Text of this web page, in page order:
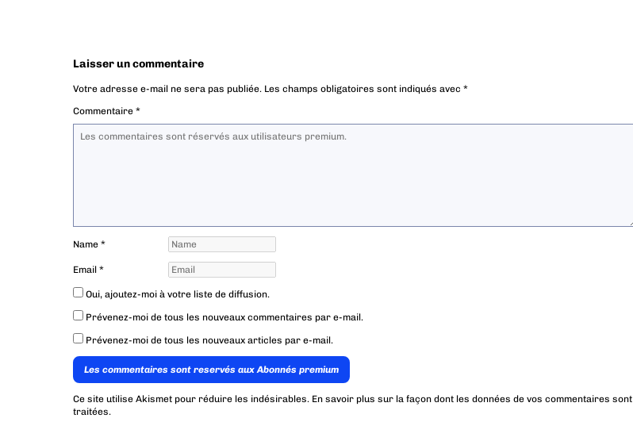
Laisser un commentaire
Votre adresse e-mail ne sera pas publiée. Les champs obligatoires sont indiqués avec *
Commentaire *
Name *
Email *
Oui, ajoutez-moi à votre liste de diffusion.
Prévenez-moi de tous les nouveaux commentaires par e-mail.
Prévenez-moi de tous les nouveaux articles par e-mail.
Les commentaires sont reservés aux Abonnés premium
Ce site utilise Akismet pour réduire les indésirables. En savoir plus sur la façon dont les données de vos commentaires sont
traitées.